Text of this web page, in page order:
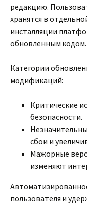
редакцию.
хранятся в
инсталляции
обновленным кодом.
Категории
модификаций:
Критические
безопасности.
сбои и
Мажорные
изменяют
пользователя и